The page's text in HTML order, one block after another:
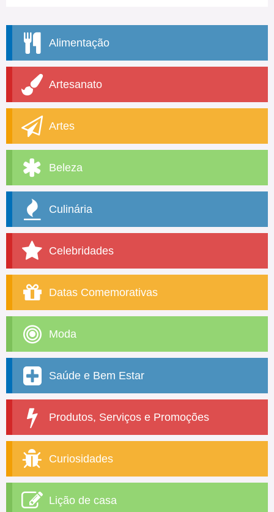
Alimentação
Artesanato
Artes
Beleza
Culinária
Celebridades
Datas Comemorativas
Moda
Saúde e Bem Estar
Produtos, Serviços e Promoções
Curiosidades
Lição de casa